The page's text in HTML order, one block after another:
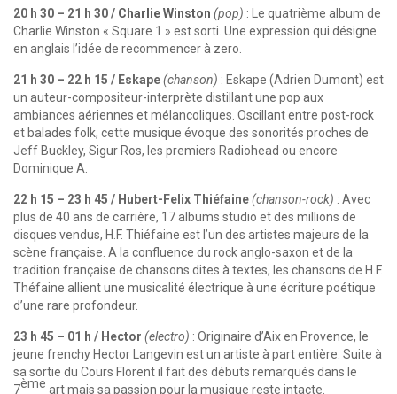
20 h 30 – 21 h 30 / Charlie Winston (pop) : Le quatrième album de
Charlie Winston « Square 1 » est sorti. Une expression qui désigne
en anglais l’idée de recommencer à zero.
21 h 30 – 22 h 15 / Eskape(chanson) : Eskape (Adrien Dumont) est
un auteur-compositeur-interprète distillant une pop aux
ambiances aériennes et mélancoliques. Oscillant entre post-rock
et balades folk, cette musique évoque des sonorités proches de
Jeff Buckley, Sigur Ros, les premiers Radiohead ou encore
Dominique A.
22 h 15 – 23 h 45 / Hubert-Felix Thiéfaine(chanson-rock) : Avec
plus de 40 ans de carrière, 17 albums studio et des millions de
disques vendus, H.F. Thiéfaine est l’un des artistes majeurs de la
scène française. A la confluence du rock anglo-saxon et de la
tradition française de chansons dites à textes, les chansons de H.F.
Théfaine allient une musicalité électrique à une écriture poétique
d’une rare profondeur.
23 h 45 – 01 h / Hector (electro) : Originaire d’Aix en Provence, le
jeune frenchy Hector Langevin est un artiste à part entière. Suite à
sa sortie du Cours Florent il fait des débuts remarqués dans le
7ème art mais sa passion pour la musique reste intacte.